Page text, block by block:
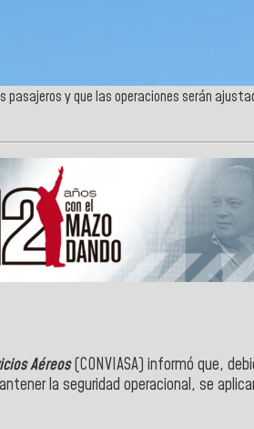
pasajeros y que las operaciones serán
Aéreos(CONVIASA) informó que,
la seguridad operacional, se